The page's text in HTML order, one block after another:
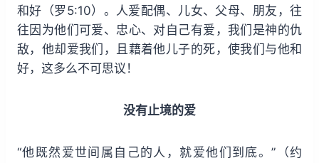
和好（罗5:10）。人爱配偶、儿女、父母、朋友，往
往因为他们可爱、忠心、对自己有爱，我们是神的仇
敌，他却爱我们，且藉着他儿子的死，使我们与他和
好，这多么不可思议！
没有止境的爱
“他既然爱世间属自己的人，就爱他们到底。”（约